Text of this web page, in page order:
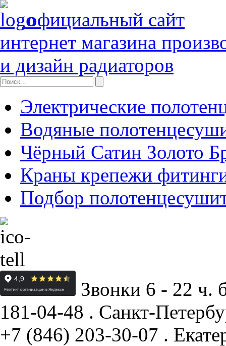
официальный сайт
интернет магазина
и дизайн радиаторов
Электрические
Водяные
Чёрный Сатин Золото
Краны крепежи
Подбор
Звонки 6 - 22 ч.
181-04-48 . Санкт-
+7 (846) 203-30-07 .